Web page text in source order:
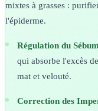
mixtes à grasses :
l'épiderme.
Régulation du
qui absorbe l'excès
mat et velouté.
Correction des